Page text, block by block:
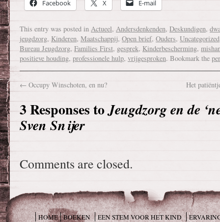
Facebook X E-mail
This entry was posted in Actueel, Andersdenkenden, Deskundigen,
jeugdzorg, Kinderen, Maatschappij, Open brief, Ouders, Uncategorized
Bureau Jeugdzorg, Families First, gesprek, Kinderbescherming,
positieve houding, professionele hulp, vrijgesproken. Bookmark the
← Occupy Winschoten, en nu? Het
3 Responses toJeugdzorg en de
Sven Snijer
Comments are closed.
HOME BOEKEN EEN STEM VOOR HET KIND